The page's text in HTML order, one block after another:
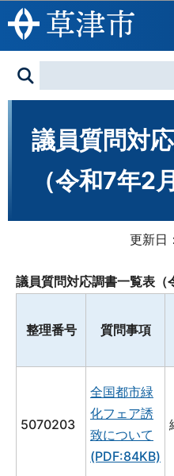
このページ
議員質問対
（令和7年2
更新日
議員質問対応調書一覧表（
整理番号 質問事項
5070203
全国都市緑
化フェア誘
致について
(PDF:84KB)